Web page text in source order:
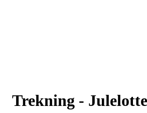
Trekning -